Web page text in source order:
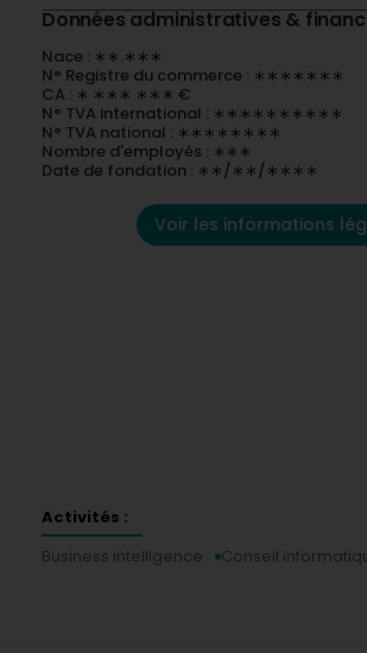
Données administratives &
Nace : ∗∗.∗∗∗
N° Registre du commerce : ∗∗∗∗∗∗∗
CA : ∗ ∗∗∗ ∗∗∗ €
N° TVA international : ∗∗∗∗∗∗∗∗∗∗
N° TVA national : ∗∗∗∗∗∗∗∗
Nombre d'employés : ∗∗∗
Date de fondation : ∗∗/∗∗/∗∗∗∗
Voir les informations
Activités :
Business intelligence
Conseil